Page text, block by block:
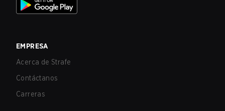
EMPRESA
Acerca de Strafe
Contáctanos
Carreras